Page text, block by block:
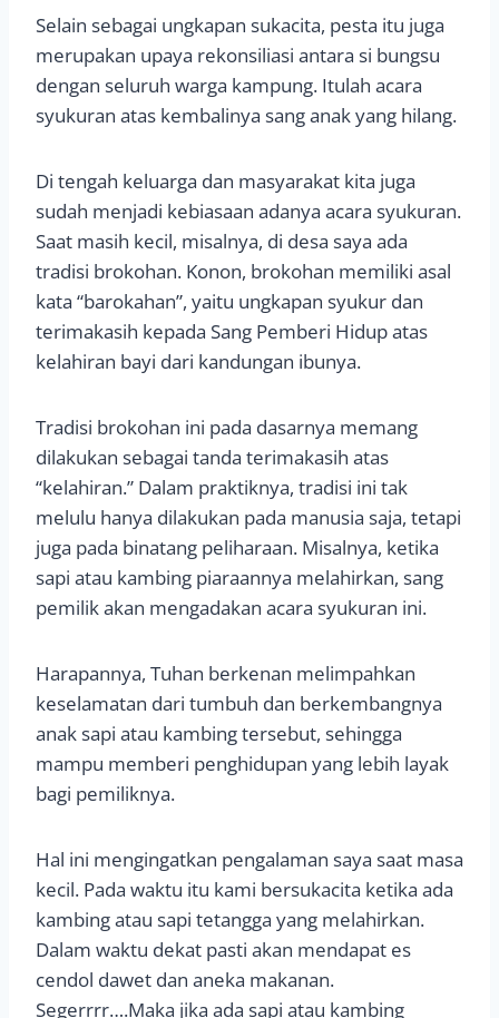
Selain sebagai ungkapan sukacita, pesta itu juga
merupakan upaya rekonsiliasi antara si bungsu
dengan seluruh warga kampung. Itulah acara
syukuran atas kembalinya sang anak yang hilang.
Di tengah keluarga dan masyarakat kita juga
sudah menjadi kebiasaan adanya acara syukuran.
Saat masih kecil, misalnya, di desa saya ada
tradisi brokohan. Konon, brokohan memiliki asal
kata “barokahan”, yaitu ungkapan syukur dan
terimakasih kepada Sang Pemberi Hidup atas
kelahiran bayi dari kandungan ibunya.
Tradisi brokohan ini pada dasarnya memang
dilakukan sebagai tanda terimakasih atas
“kelahiran.” Dalam praktiknya, tradisi ini tak
melulu hanya dilakukan pada manusia saja, tetapi
juga pada binatang peliharaan. Misalnya, ketika
sapi atau kambing piaraannya melahirkan, sang
pemilik akan mengadakan acara syukuran ini.
Harapannya, Tuhan berkenan melimpahkan
keselamatan dari tumbuh dan berkembangnya
anak sapi atau kambing tersebut, sehingga
mampu memberi penghidupan yang lebih layak
bagi pemiliknya.
Hal ini mengingatkan pengalaman saya saat masa
kecil. Pada waktu itu kami bersukacita ketika ada
kambing atau sapi tetangga yang melahirkan.
Dalam waktu dekat pasti akan mendapat es
cendol dawet dan aneka makanan.
Segerrrr….Maka jika ada sapi atau kambing